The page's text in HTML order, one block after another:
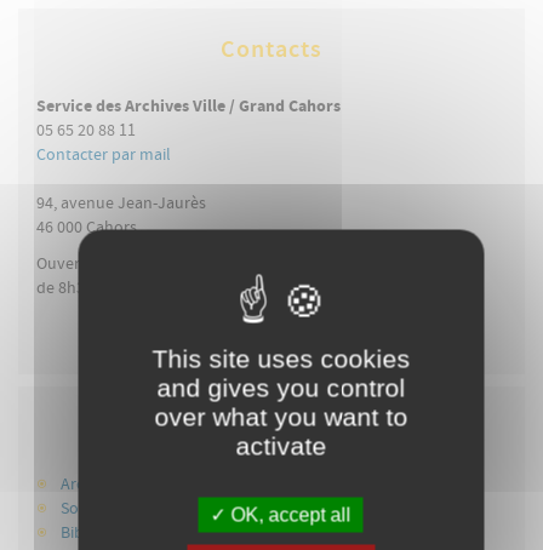
Contacts
Service des Archives Ville / Grand Cahors
05 65 20 88 11
Contacter par mail
94, avenue Jean-Jaurès
46 000Cahors
Ouvert du lundi au vendredi
de 8h30 à 12h et de 13h30 à 17h30
Infos +
Archives départementales du Lot
Société des Etudes du Lot
Bibliothèque patrimoniale et de recherche
This site uses cookies
and gives you control
over what you want to
activate
OK, accept all